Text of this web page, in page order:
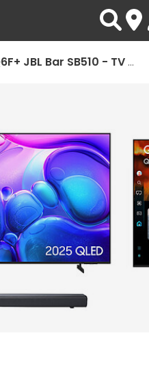
Samsung TQ55Q6F+ JBL Bar SB510 - TV QLED 4K UHD HDR - 139 cm - Barre de son